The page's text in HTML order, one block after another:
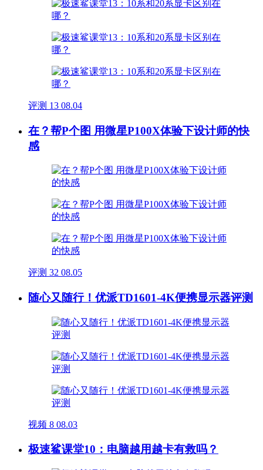
评测 13 08.04
在？帮P个图 用微星P100X体验下设计师的快
感
评测 32 08.05
随心又随行！优派TD1601-4K便携显示器评测
视频 8 08.03
极速鲨课堂10：电脑越用越卡有救吗？